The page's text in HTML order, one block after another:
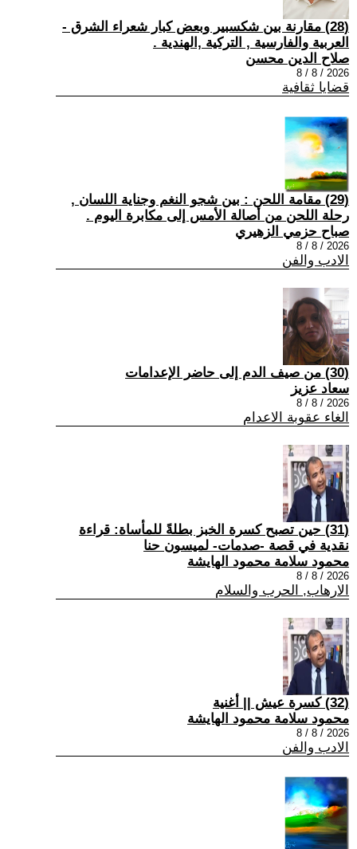
(28) مقارنة بين شكسبير وبعض كبار شعراء الشرق -
العربية والفارسية , التركية ,الهندية .
صلاح الدين محسن
2026 / 8 / 8
قضايا ثقافية
(29) مقامة اللحن : بين شجو النغم وجناية اللسان ,
رحلة اللحن من أصالة الأمس إلى مكابرة اليوم .
صباح حزمي الزهيري
2026 / 8 / 8
الادب والفن
(30) من صيف الدم إلى حاضر الإعدامات
سعاد عزيز
2026 / 8 / 8
الغاء عقوبة الاعدام
(31) حين تصبح كسرة الخبز بطلةً للمأساة: قراءة
نقدية في قصة -صدمات- لميسون حنا
محمود سلامة محمود الهايشة
2026 / 8 / 8
الارهاب, الحرب والسلام
(32) كسرة عيش || أغنية
محمود سلامة محمود الهايشة
2026 / 8 / 8
الادب والفن